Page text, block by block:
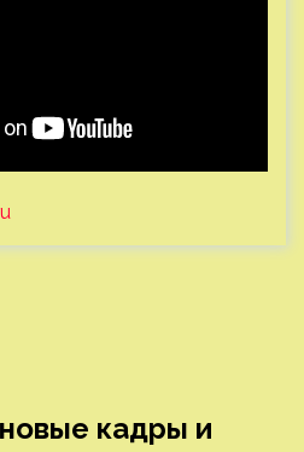
кадры и